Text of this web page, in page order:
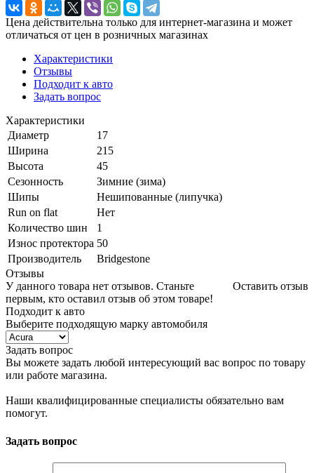
Цена действительна только для интернет-магазина и может
отличаться от цен в розничных магазинах
Характеристики
Отзывы
Подходит к авто
Задать вопрос
Характеристики
Диаметр
17
Ширина
215
Высота
45
Сезонность
Зимние (зима)
Шипы
Нешипованные (липучка)
Run on flat
Нет
Количество шин
1
Износ протектора 50
Производитель
Bridgestone
Отзывы
Оставить отзыв
У данного товара нет отзывов. Станьте
первым, кто оставил отзыв об этом товаре!
Подходит к авто
Выберите подходящую марку автомобиля
Задать вопрос
Вы можете задать любой интересующий вас вопрос по товару
или работе магазина.
Наши квалифицированные специалисты обязательно вам
помогут.
Задать вопрос